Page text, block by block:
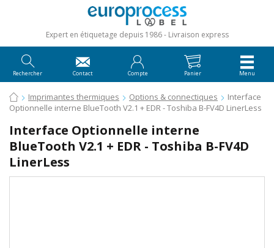
Expert en étiquetage depuis 1986 Livraison express
Rechercher Contact Compte Panier Menu
Imprimantes thermiques Options & connectiques
Interface
Optionnelle interne BlueTooth V2.1 + EDR - Toshiba B-FV4D LinerLess
Interface Optionnelle interne
BlueTooth V2.1 + EDR - Toshiba B-FV4D
LinerLess